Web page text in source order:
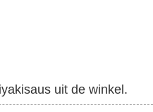
uit de winkel.